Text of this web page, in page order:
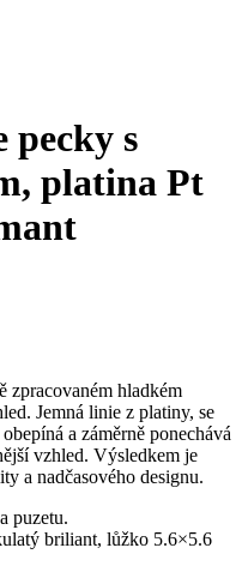
pecky s
platina Pt
zpracovaném hladkém
Jemná linie z platiny, se
a záměrně ponechává
vzhled. Výsledkem je
a nadčasového designu.
puzetu.
briliant, lůžko 5.6×5.6